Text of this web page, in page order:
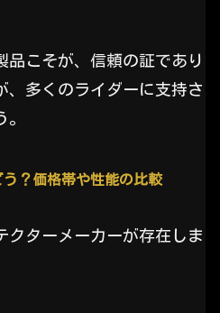
品こそが、信頼の証であり
、多くのライダーに支持さ
？価格帯や性能の比較
クターメーカーが存在しま